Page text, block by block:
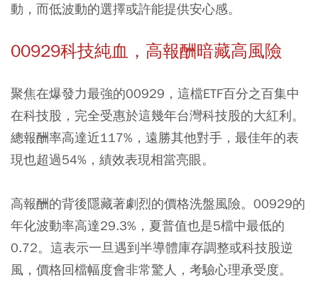
動，而低波動的選擇或許能提供安心感。
00929科技純血，高報酬暗藏高風險
聚焦在爆發力最強的00929 ，這檔ETF百分之百集中
在科技股，完全受惠於這幾年台灣科技股的大紅利。
總報酬率高達近117%，遠勝其他對手，最佳年的表
現也超過54%，績效表現相當亮眼。
高報酬的背後隱藏著劇烈的價格洗盤風險。00929的
年化波動率高達29.3%，夏普值也是5檔中最低的
0.72。這表示一旦遇到半導體庫存調整或科技股逆
風，價格回檔幅度會非常驚人，考驗心理承受度。